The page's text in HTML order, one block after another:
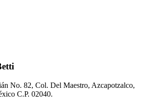
No. 82, Col. Del Maestro, Azcapotzalco,
C.P. 02040.